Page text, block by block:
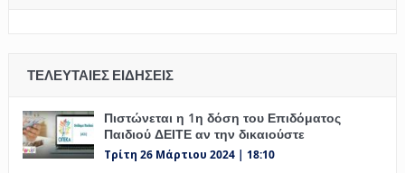
ΤΕΛΕΥΤΑΊΕΣ ΕΙΔΉΣΕΙΣ
Πιστώνεται η 1η δόση του Επιδόματος
Παιδιού ΔΕΙΤΕ αν την δικαιούστε
Τρίτη 26 Μάρτιου 2024 | 18:10